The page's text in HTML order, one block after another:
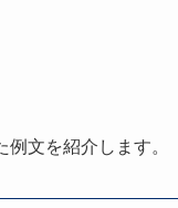
文を紹介します。